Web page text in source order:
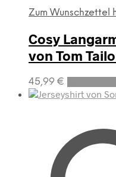
Zum Wunschzettel
Cosy
von Tom
45,99 €